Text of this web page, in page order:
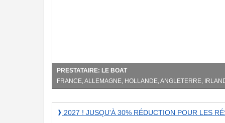
PRESTATAIRE: LE BOAT
FRANCE, ALLEMAGNE, HOLLANDE, ANGLETERRE,
2027
❱ 2027 ! JUSQU'À 30% RÉDUCTION POUR LES